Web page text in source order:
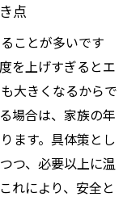
点
ことが多いです
を上げすぎるとエ
大きくなるからで
場合は、家族の年
ます。具体策とし
つ、必要以上に温
れにより、安全と